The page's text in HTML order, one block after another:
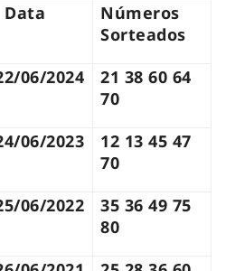
Data
Números
Sorteados
06/2024
21 38 60 64
70
06/2023
12 13 45 47
70
06/2022
35 36 49 75
80